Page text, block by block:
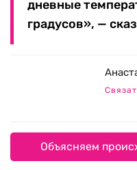
дневные
градусов», —
Объясняем